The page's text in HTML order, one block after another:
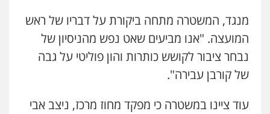
מנגד, המשטרה מתחה ביקורת על דבריו של ראש
המועצה. "אנו מביעים שאט נפש מהניסיון של
נבחר ציבור לקושש כותרות והון פוליטי על גבה
של קורבן עבירה".
עוד ציינו במשטרה כי מפקד מחוז מרכז, ניצב אבי